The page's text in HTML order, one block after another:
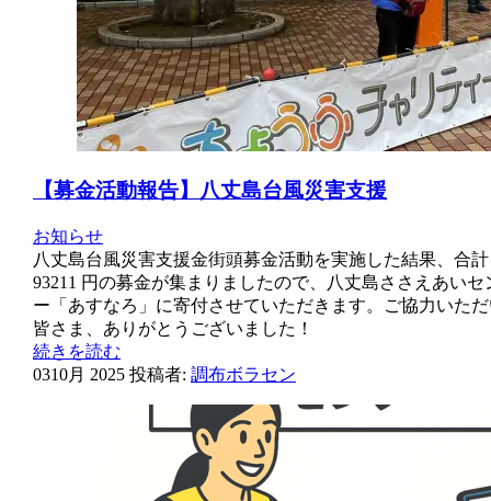
【募金活動報告】八丈島台風災害支援
お知らせ
八丈島台風災害支援金街頭募金活動を実施した結果、合計
93211 円の募金が集まりましたので、八丈島ささえあいセ
ー「あすなろ」に寄付させていただきます。ご協力いた
皆さま、ありがとうございました！
続きを読む
0310月 2025 投稿者: 調布ボラセン